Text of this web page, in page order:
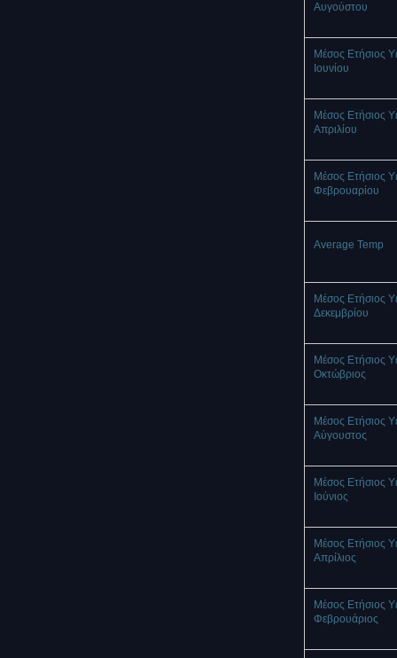
Αυγούστου
Μέσος Ετήσιος
Ιουνίου
Μέσος Ετήσιος
Απριλίου
Μέσος Ετήσιος
Φεβρουαρίου
Average Temp
Μέσος Ετήσιος
Δεκεμβρίου
Μέσος Ετήσιος
Οκτώβριος
Μέσος Ετήσιος
Αύγουστος
Μέσος Ετήσιος
Ιούνιος
Μέσος Ετήσιος
Απρίλιος
Μέσος Ετήσιος
Φεβρουάριος